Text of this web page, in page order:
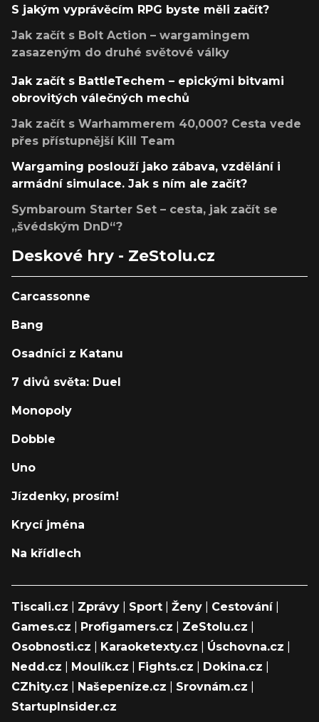
S jakým vyprávěcím RPG byste měli začít?
Jak začít s Bolt Action – wargamingem
zasazeným do druhé světové války
Jak začít s BattleTechem – epickými bitvami
obrovitých válečných mechů
Jak začít s Warhammerem 40,000? Cesta vede
přes přístupnější Kill Team
Wargaming poslouží jako zábava, vzdělání i
armádní simulace. Jak s ním ale začít?
Symbaroum Starter Set – cesta, jak začít se
„švédským DnD“?
Deskové hry - ZeStolu.cz
Carcassonne
Bang
Osadníci z Katanu
7 divů světa: Duel
Monopoly
Dobble
Uno
Jízdenky, prosím!
Krycí jména
Na křídlech
Tiscali.cz Zprávy Sport Ženy Cestování|
Games.cz
Profigamers.cz ZeStolu.cz
Osobnosti.cz
Karaoketexty.cz Úschovna.cz
Nedd.cz
Moulík.cz Fights.cz Dokina.cz
CZhity.cz
Našepeníze.cz Srovnám.cz
StartupInsider.cz